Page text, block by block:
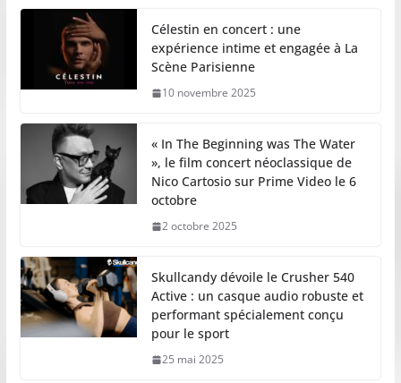
Célestin en concert : une
expérience intime et engagée à La
Scène Parisienne
10 novembre 2025
« In The Beginning was The Water
», le film concert néoclassique de
Nico Cartosio sur Prime Video le 6
octobre
2 octobre 2025
Skullcandy dévoile le Crusher 540
Active : un casque audio robuste et
performant spécialement conçu
pour le sport
25 mai 2025